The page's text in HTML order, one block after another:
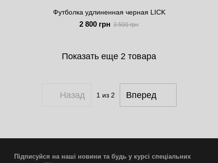
Футболка удлиненная черная LICK
2 800 грн 3 500 грн
Показать еще 2 товара
Назад 1из 2 Вперед
Підписуйся на наші новини та будь у курсі спеціальних